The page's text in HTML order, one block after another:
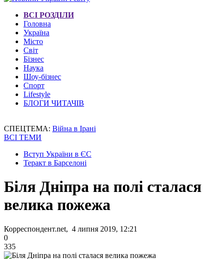
ВСІ РОЗДІЛИ
Головна
Україна
Місто
Світ
Бізнес
Наука
Шоу-бізнес
Спорт
Lifestyle
БЛОГИ ЧИТАЧІВ
СПЕЦТЕМА: Війна в Ірані
ВСІ ТЕМИ
Вступ України в ЄС
Теракт в Барселоні
Біля Дніпра на полі сталася
велика пожежа
Корреспондент.net, 4 липня 2019, 12:21
0
335